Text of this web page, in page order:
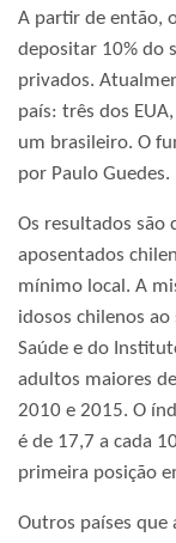
A partir de então,
depositar 10% do
privados.
país: três dos
um brasileiro. O
por Paulo Guedes.
Os resultados são
aposentados
mínimo local. A
idosos chilenos
Saúde e do
adultos maiores
2010 e 2015. O
é de 17,7 a cada
primeira posição
Outros países que